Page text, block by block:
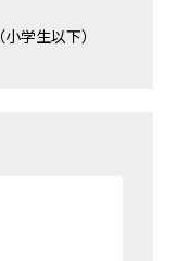
（小学生以下）